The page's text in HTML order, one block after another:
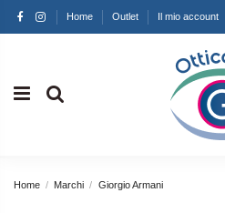
Home Outlet Il mio account
Home Marchi Giorgio Armani